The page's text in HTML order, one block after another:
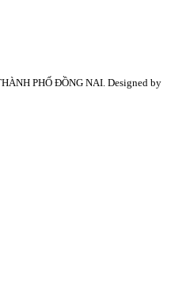
PHỐ ĐỒNG NAI. Designed by